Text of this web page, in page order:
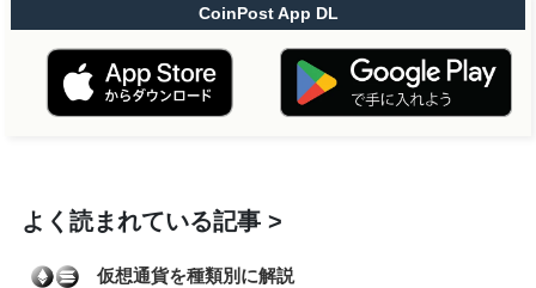
CoinPost App DL
よく読まれている記事
仮想通貨を種類別に解説